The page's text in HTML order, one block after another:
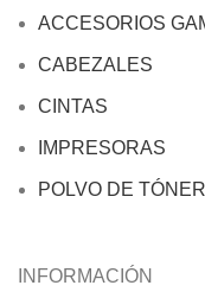
ACCESORIOS
CABEZALES
CINTAS
IMPRESORAS
POLVO DE TÓNER
INFORMACIÓN